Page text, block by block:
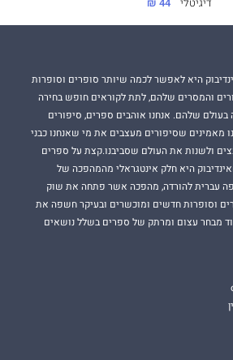
דיגיטלי 44 ₪
היא לאפשר לכמה שיותר סופרים וסופרות
והמסרים שלהם, לתת לקוראים חופש בחירה
שלהם. אנחנו אוהבים ספרים, סיפורים
מאמינים שסיפורים מעצבים את מי שאנחנו כבני
ולשנות את העולם שסביבנו.קצת על ספרים
היא חלק אינטגראלי מהמהפכה של
עברית להורדה, מהפכה אשר פתחה את שוק
וסופרות חדשים ומוכשרים ובעיקר חשפה את
מבחר עצום ומרתק של ספרים בשלל נושאים